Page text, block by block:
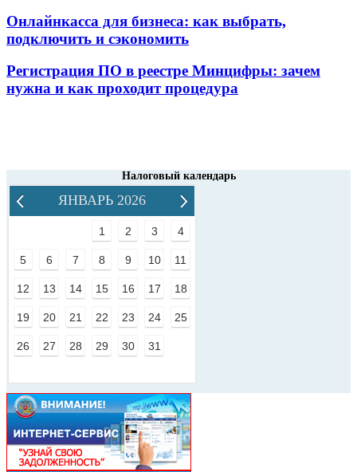
Онлайнкасса для бизнеса: как выбрать,
подключить и сэкономить
Регистрация ПО в реестре Минцифры: зачем
нужна и как проходит процедура
Налоговый календарь
ЯНВАРЬ 2026
1 2 3 4
5 6 7 8 9 10 11
12 13 14 15 16 17 18
19 20 21 22 23 24 25
26 27 28 29 30 31